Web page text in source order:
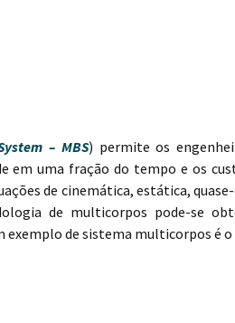
– MBS) permite os
em uma fração do tempo e os
de cinemática, estática,
de multicorpos pode-se
exemplo de sistema multicorpos é o